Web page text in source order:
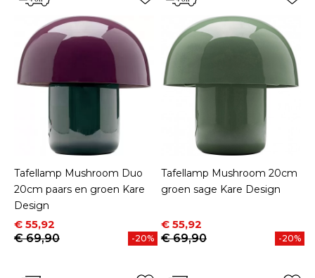
Tafellamp Mushroom Duo
20cm paars en groen Kare
Design
Prijs
€ 55,92
Normale prijs
€ 69,90
-20%
Tafellamp Mushroom 20cm
groen sage Kare Design
Prijs
€ 55,92
Normale prijs
€ 69,90
-20%